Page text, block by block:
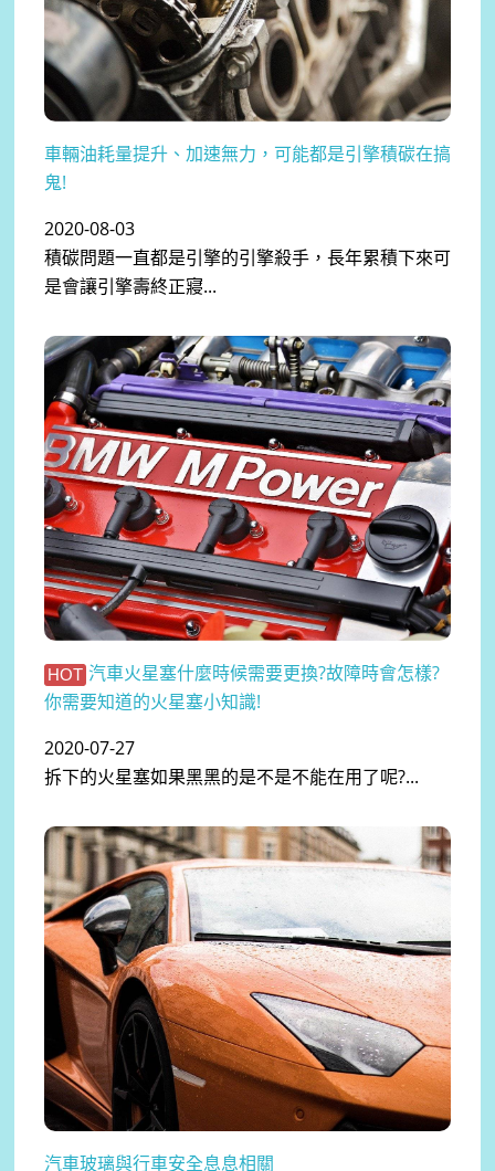
車輛油耗量提升、加速無力，可能都是引擎積碳在搞
鬼!
2020-08-03
積碳問題一直都是引擎的引擎殺手，長年累積下來可
是會讓引擎壽終正寢...
HOT 汽車火星塞什麼時候需要更換?故障時會怎樣?
你需要知道的火星塞小知識!
2020-07-27
拆下的火星塞如果黑黑的是不是不能在用了呢?...
汽車玻璃與行車安全息息相關